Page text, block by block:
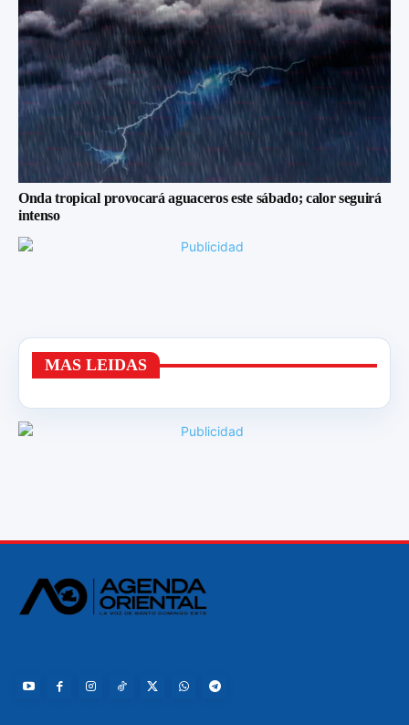
Onda tropical provocará aguaceros este sábado; calor seguirá
intenso
MAS LEIDAS